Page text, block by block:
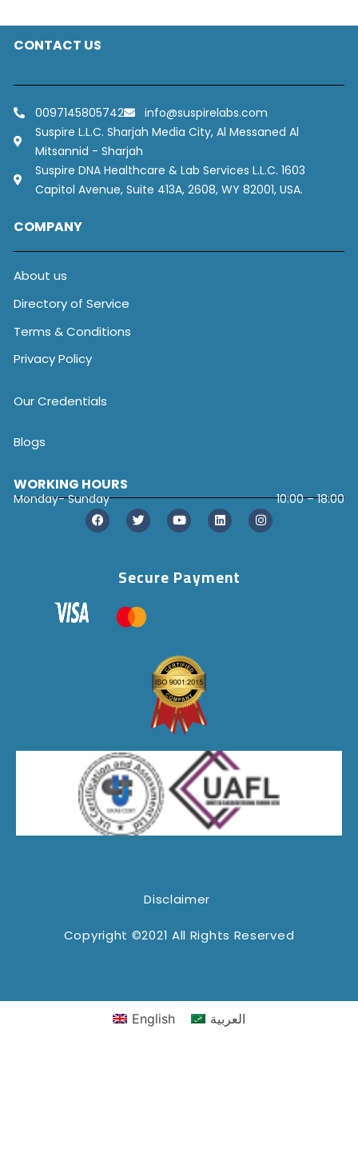
CONTACT US
0097145805742
info@suspirelabs.com
Suspire L.L.C. Sharjah Media City, Al Messaned Al
Mitsannid - Sharjah
Suspire DNA Healthcare & Lab Services L.L.C. 1603
Capitol Avenue, Suite 413A, 2608, WY 82001, USA.
COMPANY
About us
Directory of Service
Terms & Conditions
Privacy Policy
Our Credentials
Blogs
WORKING HOURS
Monday- Sunday 10:00 – 18:00
Secure Payment
Disclaimer
Copyright ©2021 All Rights Reserved
English العربية